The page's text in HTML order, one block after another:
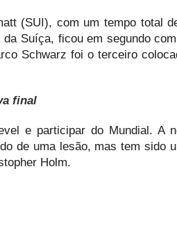
(SUI), com um tempo total
Suíça, ficou em segundo
Schwarz foi o terceiro
final
e participar do Mundial. A
de uma lesão, mas tem sido
Holm.